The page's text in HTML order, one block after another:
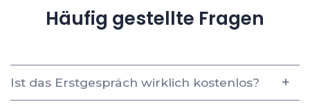
Häufig gestellte Fragen
Ist das Erstgespräch wirklich kostenlos?